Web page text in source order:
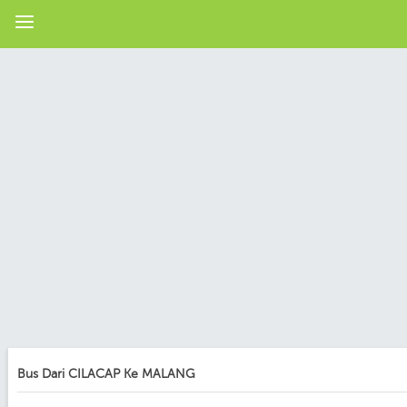
Bus Dari CILACAP Ke MALANG